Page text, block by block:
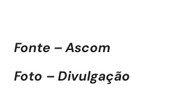
Fonte – Ascom
Foto – Divulgação